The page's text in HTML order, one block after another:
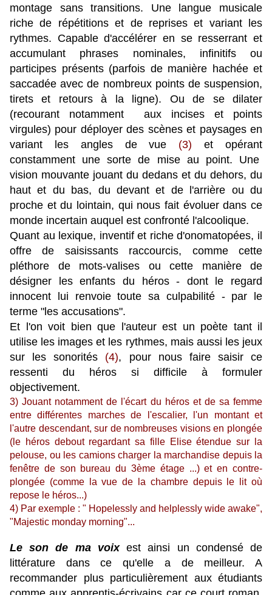
montage sans transitions. Une langue musicale
riche de répétitions et de reprises et variant les
rythmes. Capable d'accélérer en se resserrant et
accumulant phrases nominales, infinitifs ou
participes présents (parfois de manière hachée et
saccadée avec de nombreux points de suspension,
tirets et retours à la ligne). Ou de se dilater
(recourant notamment aux incises et points
virgules) pour déployer des scènes et paysages en
variant les angles de vue (3) et opérant
constamment une sorte de mise au point. Une
vision mouvante jouant du dedans et du dehors, du
haut et du bas, du devant et de l'arrière ou du
proche et du lointain, qui nous fait évoluer dans ce
monde incertain auquel est confronté l'alcoolique.
Quant au lexique, inventif et riche d'onomatopées, il
offre de saisissants raccourcis, comme cette
pléthore de mots-valises ou cette manière de
désigner les enfants du héros - dont le regard
innocent lui renvoie toute sa culpabilité - par le
terme "les accusations".
Et l'on voit bien que l'auteur est un poète tant il
utilise les images et les rythmes, mais aussi les jeux
sur les sonorités (4), pour nous faire saisir ce
ressenti du héros si difficile à formuler
objectivement.
3) Jouant notamment de l'écart du héros et de sa femme
entre différentes marches de l'escalier, l'un montant et
l'autre descendant, sur de nombreuses visions en plongée
(le héros debout regardant sa fille Elise étendue sur la
pelouse, ou les camions charger la marchandise depuis la
fenêtre de son bureau du 3ème étage ...) et en contre-
plongée (comme la vue de la chambre depuis le lit où
repose le héros...)
4) Par exemple : " Hopelessly and helplessly wide awake",
"Majestic monday morning"...
Le son de ma voixest ainsi un condensé de
littérature dans ce qu'elle a de meilleur. A
recommander plus particulièrement aux étudiants